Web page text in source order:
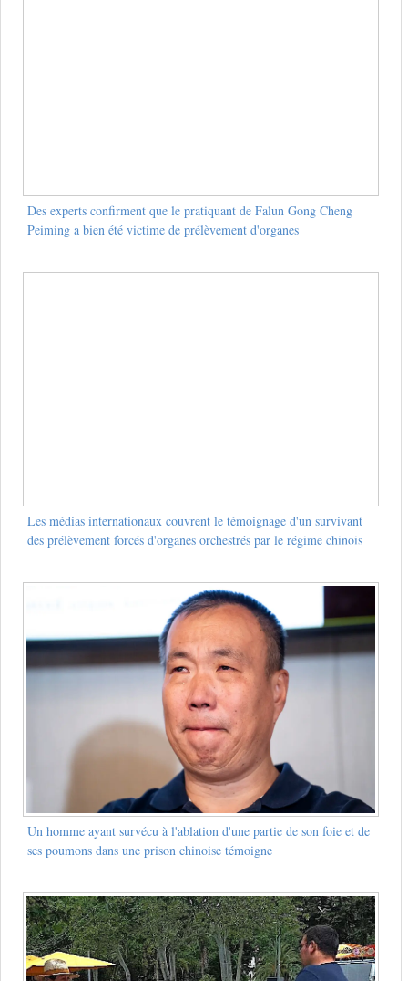
Des experts confirment que le pratiquant de Falun Gong Cheng
Peiming a bien été victime de prélèvement d'organes
Les médias internationaux couvrent le témoignage d'un survivant
des prélèvement forcés d'organes orchestrés par le régime chinois
Un homme ayant survécu à l'ablation d'une partie de son foie et de
ses poumons dans une prison chinoise témoigne